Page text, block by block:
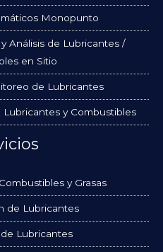
Monopunto
Análisis de Lubricantes /
en Sitio
de Lubricantes
y Combustibles
y Grasas
de Lubricantes
Lubricantes